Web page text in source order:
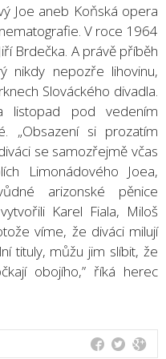
Joe aneb Koňská opera
V roce 1964
Brdečka. A právě příběh
nikdy nepozře lihovinu,
Slováckého divadla.
listopad pod vedením
„Obsazení si prozatím
se samozřejmě včas
Limonádového Joea,
arizonské pěnice
Karel Fiala, Miloš
víme, že diváci milují
tituly, můžu jim slíbit, že
obojího,” říká herec